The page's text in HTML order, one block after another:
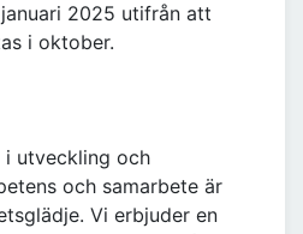
2025 utifrån att
i oktober.
i utveckling och
och samarbete är
Vi erbjuder en